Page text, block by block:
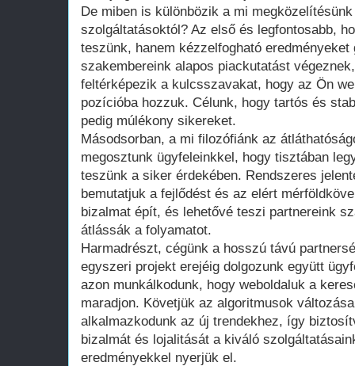
De miben is különbözik a mi
szolgáltatásoktól? Az első és legfontosabb,
teszünk, hanem kézzelfogható eredményeket
szakembereink alapos piackutatást
feltérképezik a kulcsszavakat, hogy az Ön
pozícióba hozzuk. Célunk, hogy tartós és
pedig múlékony sikereket.
Másodsorban, a mi filozófiánk az
megosztunk ügyfeleinkkel, hogy tisztában
teszünk a siker érdekében. Rendszeres
bemutatjuk a fejlődést és az elért
bizalmat épít, és lehetővé teszi partnereink
átlássák a folyamatot.
Harmadrészt, cégünk a hosszú távú
egyszeri projekt erejéig dolgozunk együtt
azon munkálkodunk, hogy weboldaluk a
maradjon. Követjük az algoritmusok
alkalmazkodunk az új trendekhez, így
bizalmát és lojalitását a kiváló
eredményekkel nyerjük el.